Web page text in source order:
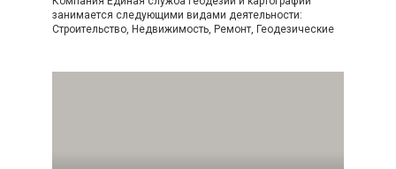
занимается следующими видами деятельности:
Строительство, Недвижимость, Ремонт, Геодезические